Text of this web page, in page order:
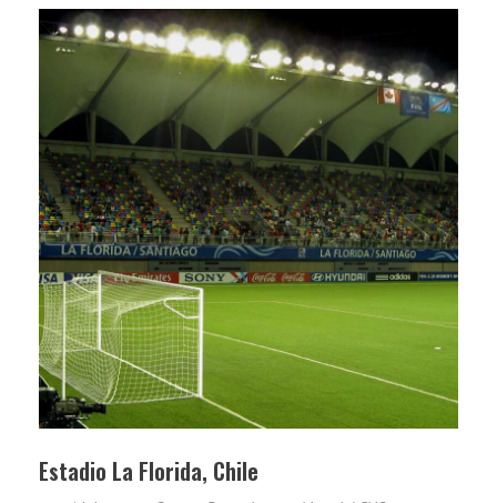
Estadio La Florida, Chile